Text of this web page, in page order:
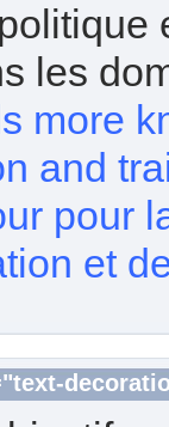
les
more
and
pour
et